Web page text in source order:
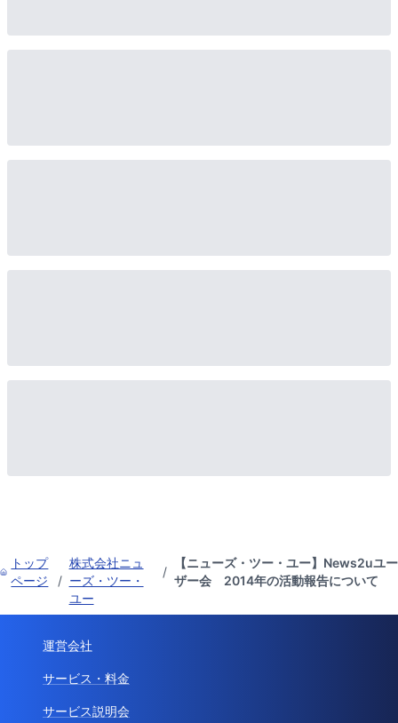
トップ
ページ
/
株式会社ニュ
ーズ・ツー・
ユー
/
【ニューズ・ツー・ユー】News2uユー
ザー会 2014年の活動報告について
運営会社
サービス・料金
サービス説明会